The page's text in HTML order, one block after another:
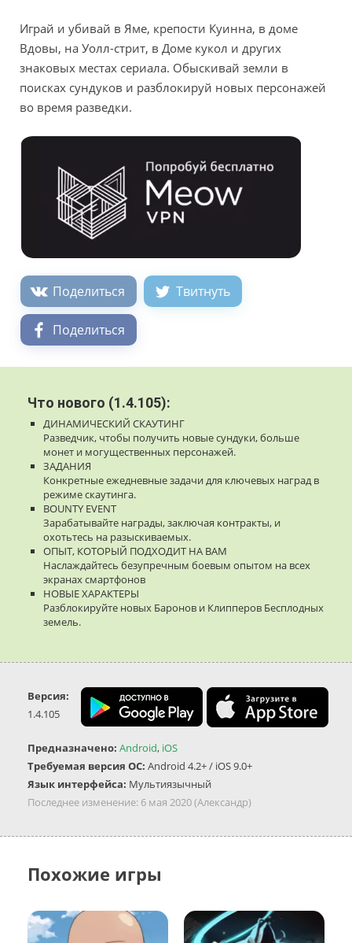
Играй и убивай в Яме, крепости Куинна, в доме
Вдовы, на Уолл-стрит, в Доме кукол и других
знаковых местах сериала. Обыскивай земли в
поисках сундуков и разблокируй новых персонажей
во время разведки.
Поделиться Твитнуть
Поделиться
Что нового (1.4.105):
ДИНАМИЧЕСКИЙ СКАУТИНГ
Разведчик, чтобы получить новые сундуки, больше
монет и могущественных персонажей.
ЗАДАНИЯ
Конкретные ежедневные задачи для ключевых наград в
режиме скаутинга.
BOUNTY EVENT
Зарабатывайте награды, заключая контракты, и
охотьтесь на разыскиваемых.
ОПЫТ, КОТОРЫЙ ПОДХОДИТ НА ВАМ
Наслаждайтесь безупречным боевым опытом на всех
экранах смартфонов
НОВЫЕ ХАРАКТЕРЫ
Разблокируйте новых Баронов и Клипперов Бесплодных
земель.
Версия:
1.4.105
Предназначено: Android, iOS
Требуемая версия ОС: Android 4.2+ / iOS 9.0+
Язык интерфейса: Мультиязычный
Последнее изменение: 6 мая 2020(Александр)
Похожие игры